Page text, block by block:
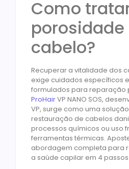
Como
porosidade
cabelo?
Recuperar a vitalidade dos
exige cuidados específicos
formulados para reparação
ProHairVP NANO SOS,
VP, surge como uma
restauração de cabelos
processos químicos ou uso
ferramentas térmicas.
abordagem completa para
a saúde capilar em 4 passos: